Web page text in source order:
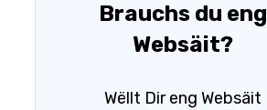
Brauchs du eng
Websäit?
Wëllt Dir eng Websäit